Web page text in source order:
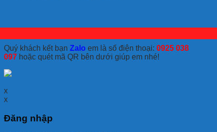
Quý khách kết bạn Zalo em là số điện thoại: 0925 038
097 hoặc quét mã QR bên dưới giúp em nhé!
x
x
Đăng nhập